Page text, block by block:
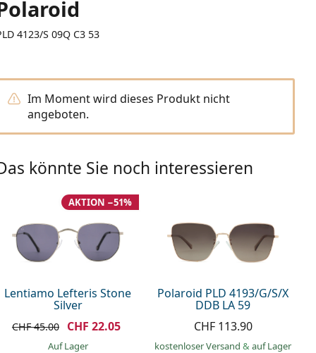
4123/S 09Q C3 53
Im Moment wird dieses Produkt nicht
angeboten.
könnte Sie noch interessieren
Lentiamo Lefteris Stone
Silver
AKTION −51%
CHF 45.00 CHF 22.05
auf Lager
Polaroid PLD 4193/G/S/X
DDB LA 59
CHF 113.90
kostenloser Versand& auf Lager